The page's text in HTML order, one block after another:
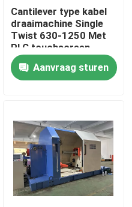
Cantilever type kabel
draaimachine Single
Twist 630-1250 Met
PLC touchscreen
Aanvraag sturen